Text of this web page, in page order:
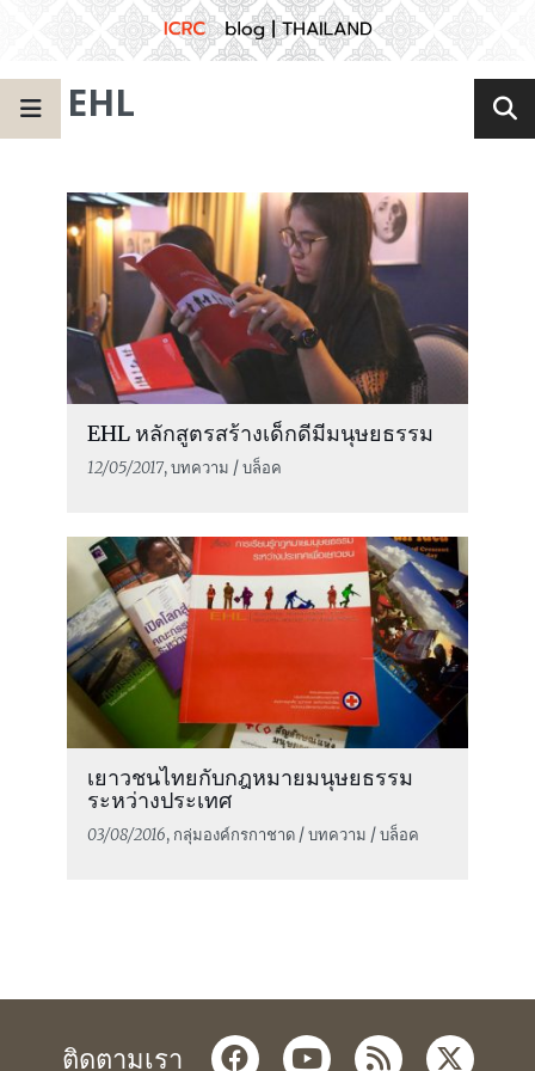
EHL
EHL หลักสูตรสร้างเด็กดีมีมนุษยธรรม
12/05/2017, บทความ / บล็อค
เยาวชนไทยกับกฎหมายมนุษยธรรม
ระหว่างประเทศ
03/08/2016, กลุ่มองค์กรกาชาด / บทความ / บล็อค
ติดตามเรา facebookyoutube
rss twitter